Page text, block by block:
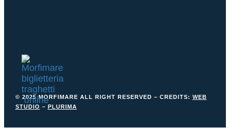
© 2025 MORFIMARE ALL RIGHT RESERVED – CREDITS: WEB
STUDIO – PLURIMA